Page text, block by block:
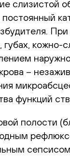
слизистой
кожно-
–
функций
полости